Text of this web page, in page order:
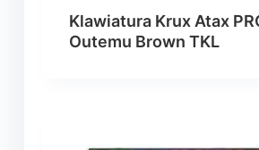
Klawiatura Krux Atax
Outemu Brown TKL